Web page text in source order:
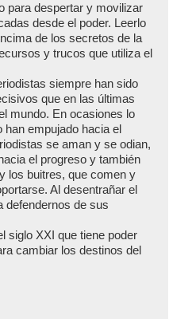
para despertar y movilizar
desde el poder. Leerlo
de los secretos de la
y trucos que utiliza el
siempre han sido
que en las últimas
mundo. En ocasiones lo
han empujado hacia el
se aman y se odian,
el progreso y también
los buitres, que comen y
Al desentrañar el
defendernos de sus
siglo XXI que tiene poder
cambiar los destinos del